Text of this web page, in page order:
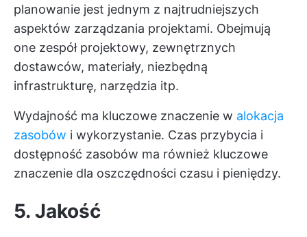
planowanie jest jednym z najtrudniejszych
aspektów zarządzania projektami. Obejmują
one zespół projektowy, zewnętrznych
dostawców, materiały, niezbędną
infrastrukturę, narzędzia itp.
Wydajność ma kluczowe znaczenie w alokacja
zasobów i wykorzystanie. Czas przybycia i
dostępność zasobów ma również kluczowe
znaczenie dla oszczędności czasu i pieniędzy.
5. Jakość